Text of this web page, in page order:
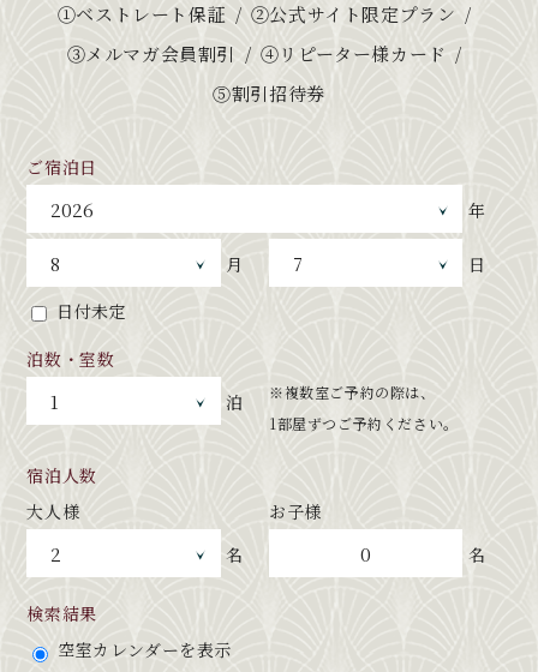
①ベストレート保証
②公式サイト限定プラン
③メルマガ会員割引
④リピーター様カード
⑤割引招待券
ご宿泊日
年
月
日
日付未定
泊数・室数
泊
※複数室ご予約の際は、
1部屋ずつご予約ください。
宿泊人数
大人様
名
お子様
0 名
検索結果
空室カレンダーを表示